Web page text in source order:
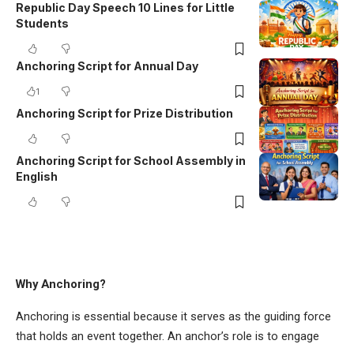
Republic Day Speech 10 Lines for Little
Students
Anchoring Script for Annual Day
1
Anchoring Script for Prize Distribution
Anchoring Script for School Assembly in
English
Why Anchoring?
Anchoring is essential because it serves as the guiding force
that holds an event together. An anchor’s role is to engage